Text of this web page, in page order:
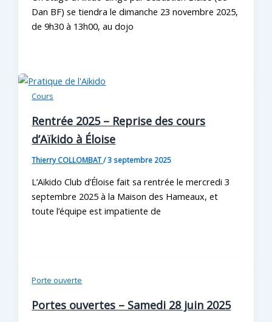
Dan BF) se tiendra le dimanche 23 novembre 2025,
de 9h30 à 13h00, au dojo
Cours
Rentrée 2025 – Reprise des cours
d’Aïkido à Éloise
Thierry COLLOMBAT/3 septembre 2025
L’Aïkido Club d’Éloise fait sa rentrée le mercredi 3
septembre 2025 à la Maison des Hameaux, et
toute l’équipe est impatiente de
Porte ouverte
Portes ouvertes – Samedi 28 juin 2025